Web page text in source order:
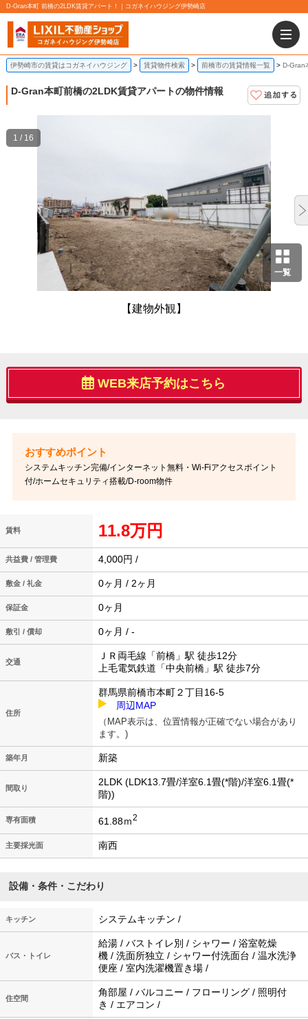
D-Gran本町 前橋の2LDK賃貸アパート！｜コガネイハウジング伊勢崎店
伊勢崎市の賃貸はコガネイハウジング 賃貸物件検索 前橋市の賃貸情報一覧 D-Gran
D-Gran本町前橋の2LDK賃貸アパートの物件情報
一覧
【建物外観】
1 / 16
WEB来店予約はこちら
システムキッチン完備/インターネット無料・Wi-Fiアクセスポイント
付/ホームセキュリティ搭載/D-room物件
賃料 11.8万円
共益費 / 管理費 4,000円 /
敷金 / 礼金 0ヶ月 / 2ヶ月
保証金 0ヶ月
敷引 / 償却 0ヶ月 / -
交通
ＪＲ両毛線「前橋」駅 徒歩12分
上毛電気鉄道「中央前橋」駅 徒歩7分
住所
群馬県前橋市本町２丁目16-5
周辺MAP
（MAP表示は、位置情報が正確でない場合があり
ます。)
築年月 新築
間取り
2LDK (LDK13.7畳/洋室6.1畳(*階)/洋室6.1畳(*
階))
専有面積 61.88ｍ2
主要採光面 南西
設備・条件・こだわり
キッチン システムキッチン /
バス・トイレ
給湯 / バストイレ別 / シャワー / 浴室乾燥
機 / 洗面所独立 / シャワー付洗面台 / 温水洗浄
便座 / 室内洗濯機置き場 /
住空間
角部屋 / バルコニー / フローリング / 照明付
き / エアコン /